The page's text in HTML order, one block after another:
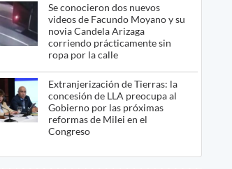
Se conocieron dos nuevos
videos de Facundo Moyano y su
novia Candela Arizaga
corriendo prácticamente sin
ropa por la calle
Extranjerización de Tierras: la
concesión de LLA preocupa al
Gobierno por las próximas
reformas de Milei en el
Congreso